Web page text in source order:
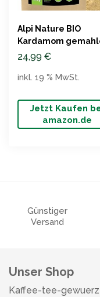
Alpi Nature BIO
Kardamom
200g, laborgeprüft
24,99 €
Jetzt Kaufen
amazon.de
inkl. 19 % MwSt.
Günstiger
Versand
Unser Shop
Kaffee-tee-